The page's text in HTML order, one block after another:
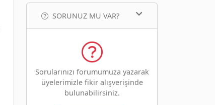
SORUNUZ MU VAR?
Sorularınızı forumumuza yazarak
üyelerimizle fikir alışverişinde
bulunabilirsiniz.